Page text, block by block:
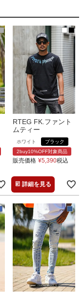
RTEG FK.ファント
ムティー
ホワイト
ブラック
2buy10%OFF対象商品
販売価格 ¥5,390税込
詳細を見る